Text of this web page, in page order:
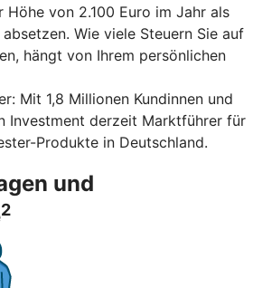
Höhe von 2.100 Euro im Jahr als
Wie viele Steuern Sie auf
hängt von Ihrem persönlichen
Mit 1,8 Millionen Kundinnen und
Investment derzeit Marktführer für
Produkte in Deutschland.
und
2